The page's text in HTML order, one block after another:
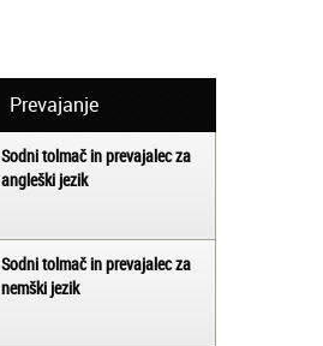
Prevajanje
Sodni tolmač in prevajalec za
angleški jezik
Sodni tolmač in prevajalec za
nemški jezik